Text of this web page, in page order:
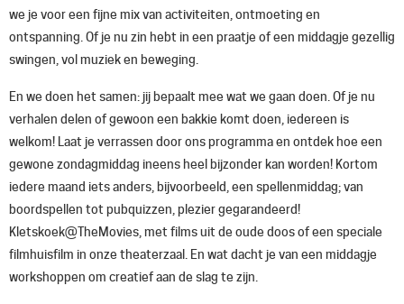
we je voor een fijne mix van activiteiten, ontmoeting en
ontspanning. Of je nu zin hebt in een praatje of een middagje gezellig
swingen, vol muziek en beweging.
En we doen het samen: jij bepaalt mee wat we gaan doen. Of je nu
verhalen delen of gewoon een bakkie komt doen, iedereen is
welkom! Laat je verrassen door ons programma en ontdek hoe een
gewone zondagmiddag ineens heel bijzonder kan worden! Kortom
iedere maand iets anders, bijvoorbeeld, een spellenmiddag; van
boordspellen tot pubquizzen, plezier gegarandeerd!
Kletskoek@TheMovies, met films uit de oude doos of een speciale
filmhuisfilm in onze theaterzaal. En wat dacht je van een middagje
workshoppen om creatief aan de slag te zijn.